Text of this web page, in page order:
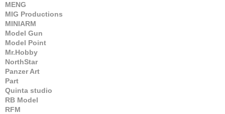
MENG
MIG Productions
MINIARM
Model Gun
Model Point
Mr.Hobby
NorthStar
Panzer Art
Part
Quinta studio
RB Model
RFM